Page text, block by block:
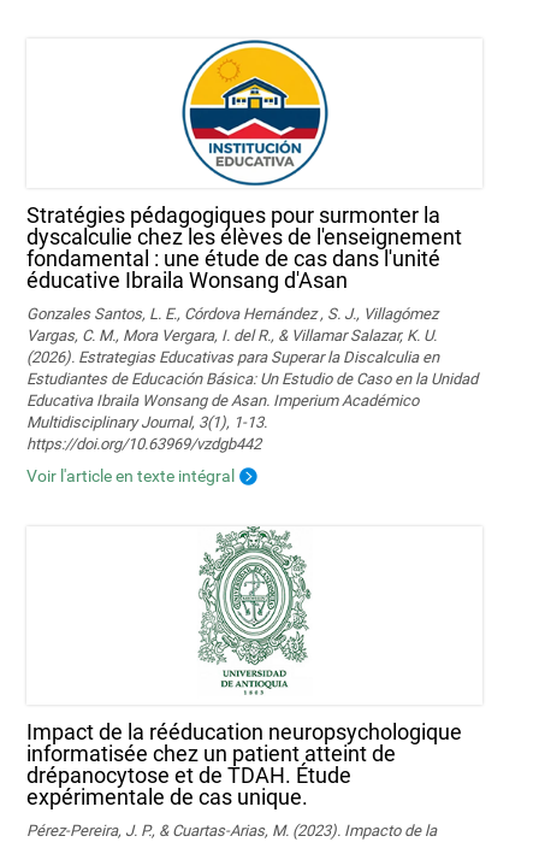
Stratégies pédagogiques pour surmonter la
dyscalculie chez les élèves de l'enseignement
fondamental : une étude de cas dans l'unité
éducative Ibraila Wonsang d'Asan
Gonzales Santos, L. E., Córdova Hernández , S. J., Villagómez
Vargas, C. M., Mora Vergara, I. del R., & Villamar Salazar, K. U.
(2026). Estrategias Educativas para Superar la Discalculia en
Estudiantes de Educación Básica: Un Estudio de Caso en la Unidad
Educativa Ibraila Wonsang de Asan. Imperium Académico
Multidisciplinary Journal, 3(1), 1-13.
https://doi.org/10.63969/vzdgb442
Voir l'article en texte intégral
Impact de la rééducation neuropsychologique
informatisée chez un patient atteint de
drépanocytose et de TDAH. Étude
expérimentale de cas unique.
Pérez-Pereira, J. P., & Cuartas-Arias, M. (2023). Impacto de la